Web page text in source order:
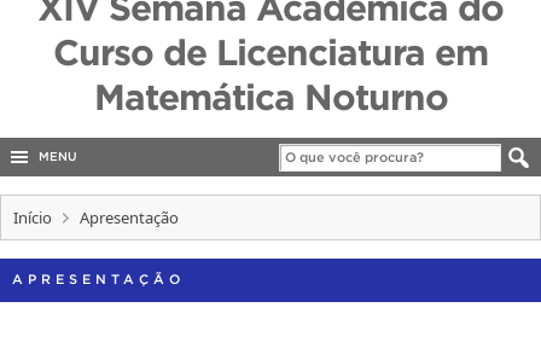
Legislação
Canais
AUDITORIA
COBALTO
CONCURSOS
OUVIDORIA
Curso de Licenciatura em
Matemática Noturno
MENU
Início Apresentação
APRESENTAÇÃO